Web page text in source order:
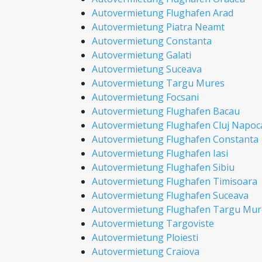
Autovermietung Flughafen Arad
Autovermietung Piatra Neamt
Autovermietung Constanta
Autovermietung Galati
Autovermietung Suceava
Autovermietung Targu Mures
Autovermietung Focsani
Autovermietung Flughafen Bacau
Autovermietung Flughafen Cluj
Autovermietung Flughafen Constanta
Autovermietung Flughafen Iasi
Autovermietung Flughafen Sibiu
Autovermietung Flughafen Timisoara
Autovermietung Flughafen Suceava
Autovermietung Flughafen Targu
Autovermietung Targoviste
Autovermietung Ploiesti
Autovermietung Craiova